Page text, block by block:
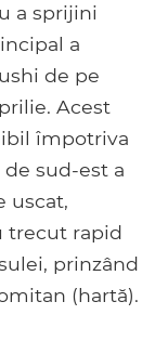
a sprijini
a
de pe
Acest
împotriva
sud-est a
uscat,
trecut rapid
prinzând
(hartă).